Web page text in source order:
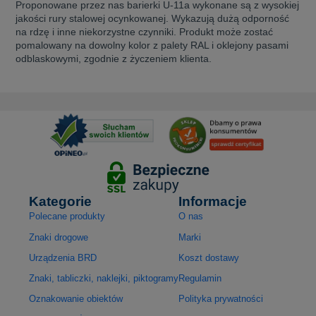
Proponowane przez nas barierki U-11a wykonane są z wysokiej
jakości rury stalowej ocynkowanej. Wykazują dużą odporność
na rdzę i inne niekorzystne czynniki. Produkt może zostać
pomalowany na dowolny kolor z palety RAL i oklejony pasami
odblaskowymi, zgodnie z życzeniem klienta.
Kategorie
Polecane produkty
Znaki drogowe
Urządzenia BRD
Znaki, tabliczki, naklejki, piktogramy
Oznakowanie obiektów
Informacje
O nas
Marki
Koszt dostawy
Regulamin
Polityka prywatności